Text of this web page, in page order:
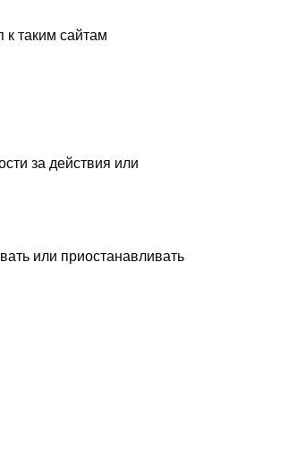
к таким сайтам
за действия или
или приостанавливать